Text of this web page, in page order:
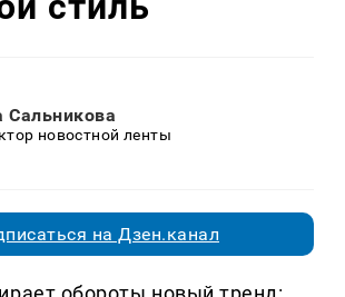
Сальникова
новостной ленты
на Дзен.канал